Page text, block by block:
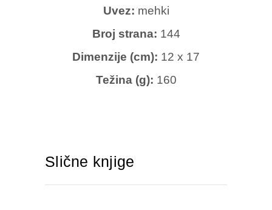
Uvez: mehki
Broj strana: 144
Dimenzije (cm): 12 x 17
Težina (g): 160
Slične knjige